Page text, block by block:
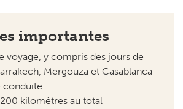
importantes
voyage, y compris des jours de
Mergouza et Casablanca
conduite
kilomètres au total